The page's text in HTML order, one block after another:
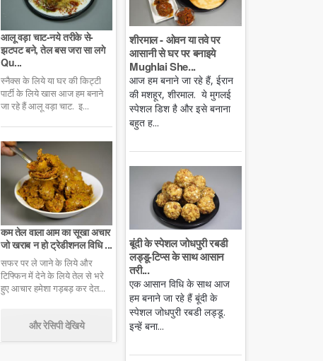
आलू वड़ा चाट-नये तरीके से-
झटपट बने, तेल बस जरा सा लगे
Qu...
स्नैक्स के लिये या घर की किट्टी
पार्टी के लिये खास आज हम बनाने
जा रहे हैं आलू वड़ा चाट. इ...
कम तेल वाला आम का सूखा अचार
जो खराब न हो ट्रेडीशनल विधि ...
सफर पर ले जाने के लिये और
टिफ्फिन में देने के लिये तेल से भरे
हुए आचार हमेशा गड़बड़ कर देत...
और रेसिपी देखिये
शीरमाल - ओवन या तवे पर
आसानी से घर पर बनाइये
Mughlai She...
आज हम बनाने जा रहे हैं, ईरान
की मशहूर, शीरमाल. ये मुगलई
स्पेशल डिश है और इसे बनाना
बहुत ह...
बूंदी के स्पेशल जोधपुरी रबडी
लड्डू-टिप्स के साथ आसान
तरी...
एक आसान विधि के साथ आज
हम बनाने जा रहे हैं बूंदी के
स्पेशल जोधपुरी रबडी लड्डू.
इन्हें बना...